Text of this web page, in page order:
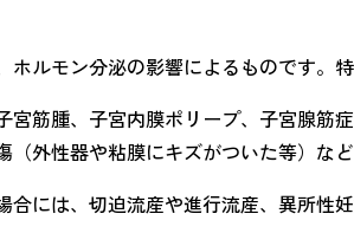
ホルモン分泌の影響によるものです。
宮筋腫、子宮内膜ポリープ、子宮腺筋
外性器や粘膜にキズがついた等）など
合には、切迫流産や進行流産、異所性